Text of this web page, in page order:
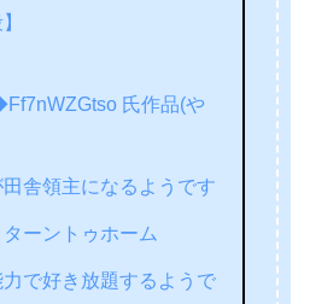
氏作品(や
舎領主になるようです
ーントゥホーム
で好き放題するようで